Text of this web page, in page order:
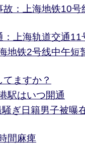
故：上海地铁10
：上海轨道交通
地铁2号线中午短
てますか？
駅はいつ開通
ぎ日籍男子被曝
間麻痺